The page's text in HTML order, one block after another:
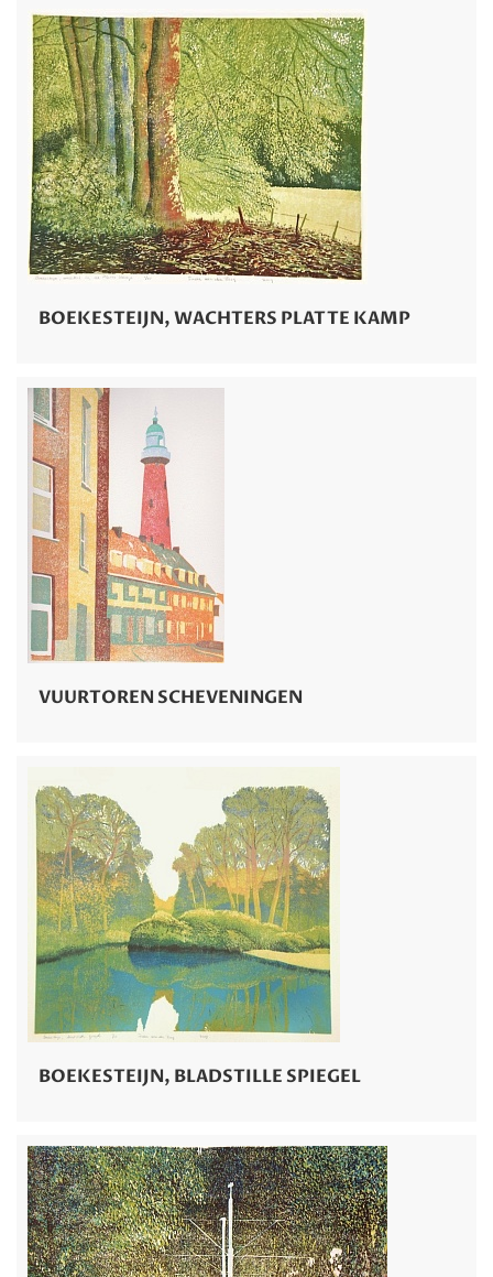
BOEKESTEIJN, WACHTERS PLATTE KAMP
VUURTOREN SCHEVENINGEN
BOEKESTEIJN, BLADSTILLE SPIEGEL